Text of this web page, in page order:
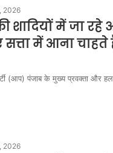
2026
शादियों में जा रहे
में आना
(आप) पंजाब के मुख्य प्रवक्ता और
2026